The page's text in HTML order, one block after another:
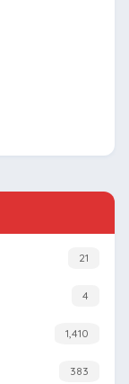
21
4
1,410
383